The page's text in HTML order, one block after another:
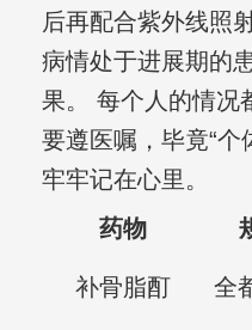
后再配合紫外线照
病情处于进展期的
果。 每个人的情况
要遵医嘱，毕竟“个
牢牢记在心里。
药物
补骨脂酊 全